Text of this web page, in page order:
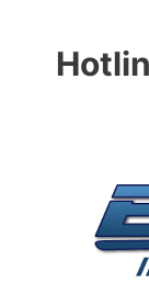
springen